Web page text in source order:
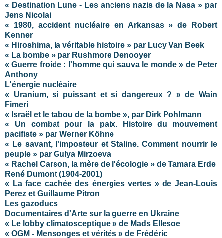
« Destination Lune - Les anciens nazis de la Nasa » par
Jens Nicolai
« 1980, accident nucléaire en Arkansas » de Robert
Kenner
« Hiroshima, la véritable histoire » par Lucy Van Beek
« La bombe » par Rushmore Denooyer
« Guerre froide : l'homme qui sauva le monde » de Peter
Anthony
L'énergie nucléaire
« Uranium, si puissant et si dangereux ? » de Wain
Fimeri
« Israël et le tabou de la bombe », par Dirk Pohlmann
« Un combat pour la paix. Histoire du mouvement
pacifiste » par Werner Köhne
« Le savant, l'imposteur et Staline. Comment nourrir le
peuple » par Gulya Mirzoeva
« Rachel Carson, la mère de l'écologie » de Tamara Erde
René Dumont (1904-2001)
« La face cachée des énergies vertes » de Jean-Louis
Perez et Guillaume Pitron
Les gazoducs
Documentaires d'Arte sur la guerre en Ukraine
« Le lobby climatosceptique » de Mads Ellesoe
« OGM - Mensonges et vérités » de Frédéric